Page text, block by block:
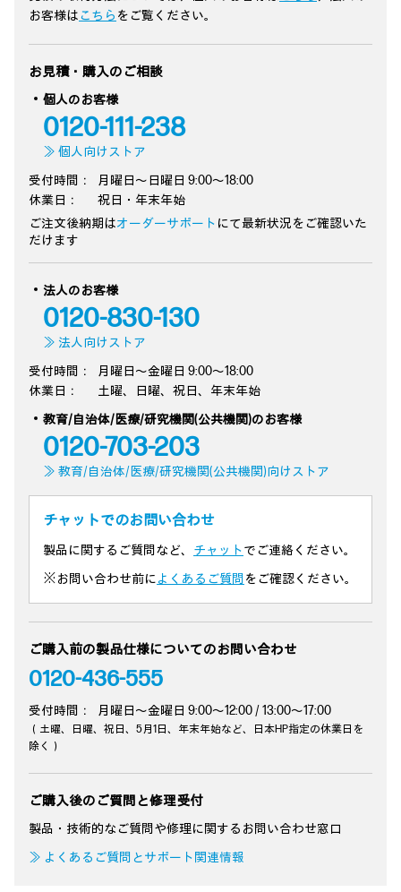
お客様はこちら をご覧ください。
お見積・購入のご相談
個人のお客様
0120-111-238
≫ 個人向けストア
受付時間：
月曜日～日曜日 9:00～18:00
休業日：
祝日・年末年始
ご注文後納期はオーダーサポート にて最新状況をご確認いた
だけます
法人のお客様
0120-830-130
≫ 法人向けストア
受付時間：
月曜日～金曜日 9:00～18:00
休業日：
土曜、日曜、祝日、年末年始
教育/自治体/医療/研究機関(公共機関)のお客様
0120-703-203
≫ 教育/自治体/医療/研究機関(公共機関)向けストア
チャットでのお問い合わせ
製品に関するご質問など、 チャットでご連絡ください。
※お問い合わせ前によくあるご質問 をご確認ください。
ご購入前の製品仕様についてのお問い合わせ
0120-436-555
受付時間： 月曜日～金曜日 9:00～12:00 / 13:00～17:00
（土曜、日曜、祝日、5月1日、年末年始など、日本HP指定の休業日を
除く）
ご購入後のご質問と修理受付
製品・技術的なご質問や修理に関するお問い合わせ窓口
≫ よくあるご質問とサポート関連情報